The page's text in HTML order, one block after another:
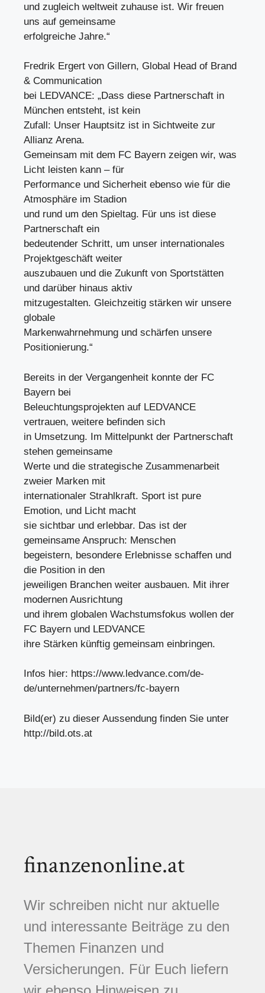
und zugleich weltweit zuhause ist. Wir freuen
uns auf gemeinsame
erfolgreiche Jahre.“
Fredrik Ergert von Gillern, Global Head of Brand
& Communication
bei LEDVANCE: „Dass diese Partnerschaft in
München entsteht, ist kein
Zufall: Unser Hauptsitz ist in Sichtweite zur
Allianz Arena.
Gemeinsam mit dem FC Bayern zeigen wir, was
Licht leisten kann – für
Performance und Sicherheit ebenso wie für die
Atmosphäre im Stadion
und rund um den Spieltag. Für uns ist diese
Partnerschaft ein
bedeutender Schritt, um unser internationales
Projektgeschäft weiter
auszubauen und die Zukunft von Sportstätten
und darüber hinaus aktiv
mitzugestalten. Gleichzeitig stärken wir unsere
globale
Markenwahrnehmung und schärfen unsere
Positionierung.“
Bereits in der Vergangenheit konnte der FC
Bayern bei
Beleuchtungsprojekten auf LEDVANCE
vertrauen, weitere befinden sich
in Umsetzung. Im Mittelpunkt der Partnerschaft
stehen gemeinsame
Werte und die strategische Zusammenarbeit
zweier Marken mit
internationaler Strahlkraft. Sport ist pure
Emotion, und Licht macht
sie sichtbar und erlebbar. Das ist der
gemeinsame Anspruch: Menschen
begeistern, besondere Erlebnisse schaffen und
die Position in den
jeweiligen Branchen weiter ausbauen. Mit ihrer
modernen Ausrichtung
und ihrem globalen Wachstumsfokus wollen der
FC Bayern und LEDVANCE
ihre Stärken künftig gemeinsam einbringen.
Infos hier: https://www.ledvance.com/de-
de/unternehmen/partners/fc-bayern
Bild(er) zu dieser Aussendung finden Sie unter
http://bild.ots.at
finanzenonline.at
Wir schreiben nicht nur aktuelle
und interessante Beiträge zu den
Themen Finanzen und
Versicherungen. Für Euch liefern